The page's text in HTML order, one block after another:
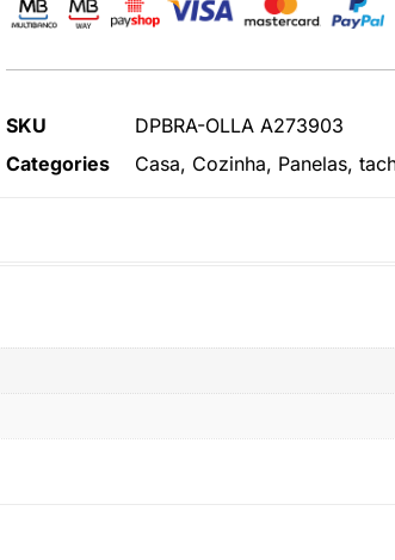
SKU
DPBRA-OLLA A273903
Categories
Casa, Cozinha, Panelas,